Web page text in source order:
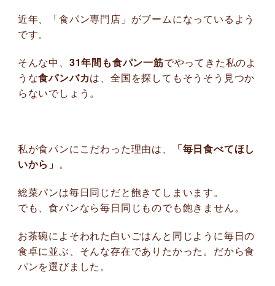
近年、「食パン専門店」がブームになっているよう
です。
そんな中、 31年間も食パン一筋でやってきた私のよ
うな食パンバカは、全国を探してもそうそう見つか
らないでしょう。
私が食パンにこだわった理由は、
「毎日食べてほし
いから」 。
総菜パンは毎日同じだと飽きてしまいます。
でも、食パンなら毎日同じものでも飽きません。
お茶碗によそわれた白いごはんと同じように毎日の
食卓に並ぶ、そんな存在でありたかった。だから食
パンを選びました。